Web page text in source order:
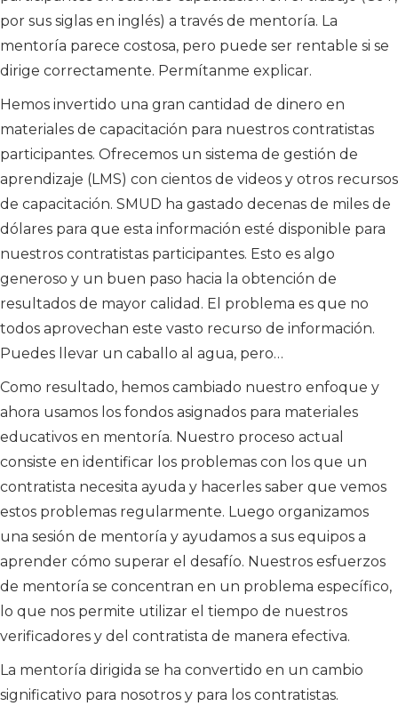
por sus siglas en inglés) a través de mentoría. La
mentoría parece costosa, pero puede ser rentable si se
dirige correctamente. Permítanme explicar.
Hemos invertido una gran cantidad de dinero en
materiales de capacitación para nuestros contratistas
participantes. Ofrecemos un sistema de gestión de
aprendizaje (LMS) con cientos de videos y otros recursos
de capacitación. SMUD ha gastado decenas de miles de
dólares para que esta información esté disponible para
nuestros contratistas participantes. Esto es algo
generoso y un buen paso hacia la obtención de
resultados de mayor calidad. El problema es que no
todos aprovechan este vasto recurso de información.
Puedes llevar un caballo al agua, pero…
Como resultado, hemos cambiado nuestro enfoque y
ahora usamos los fondos asignados para materiales
educativos en mentoría. Nuestro proceso actual
consiste en identificar los problemas con los que un
contratista necesita ayuda y hacerles saber que vemos
estos problemas regularmente. Luego organizamos
una sesión de mentoría y ayudamos a sus equipos a
aprender cómo superar el desafío. Nuestros esfuerzos
de mentoría se concentran en un problema específico,
lo que nos permite utilizar el tiempo de nuestros
verificadores y del contratista de manera efectiva.
La mentoría dirigida se ha convertido en un cambio
significativo para nosotros y para los contratistas.